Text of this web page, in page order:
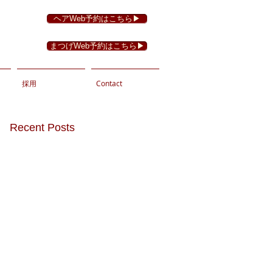
ヘアWeb予約はこちら▶︎
まつげWeb予約はこちら▶︎
採用 Contact
Recent Posts